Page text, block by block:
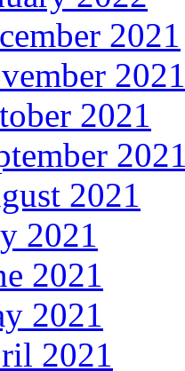
2021
2021
2021
2021
2021
2021
2021
2021
2021